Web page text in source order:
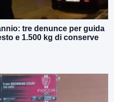
tre denunce per guida
e 1.500 kg di conserve